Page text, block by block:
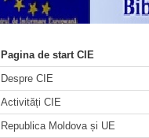
Pagina de start CIE
Despre CIE
Activități CIE
Republica Moldova și UE